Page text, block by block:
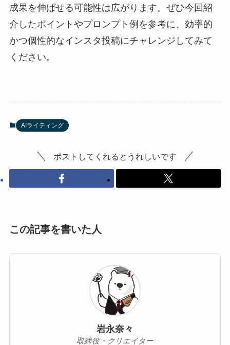
成果を伸ばせる可能性は広がります。ぜひ今回紹
介したポイントやプロンプト例を参考に、効率的
かつ個性的なインスタ投稿にチャレンジしてみて
ください。
AIライティング
ポストしてくれるとうれしいです
この記事を書いた人
岩永奈々
取締役・クリエイター